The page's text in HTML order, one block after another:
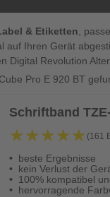
& Etiketten ,
auf Ihren Gerät
Digital Revolution
Pro E 920 BT
Schriftband
★★★★★
★★★★★ (161
beste Ergebnisse
kein Verlust der
100% kompatibel
hervorragende